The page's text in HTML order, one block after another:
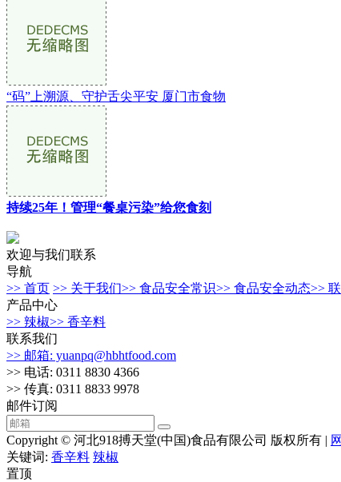
“码”上溯源、守护舌尖平安 厦门市食物
持续25年！管理“餐桌污染”给您食刻
欢迎与我们联系
导航
>> 首页 >> 关于我们>> 食品安全常识>> 食品安全动态>>
产品中心
>> 辣椒>> 香辛料
联系我们
>> 邮箱: yuanpq@hbhtfood.com
>> 电话: 0311 8830 4366
>> 传真: 0311 8833 9978
邮件订阅
Copyright © 河北918搏天堂(中国)食品有限公司 版权所有 |
关键词: 香辛料 辣椒
置顶